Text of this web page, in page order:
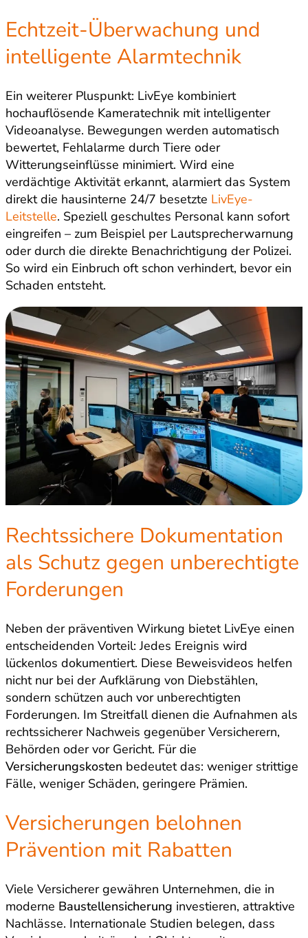
Echtzeit-Überwachung und
intelligente Alarmtechnik
Ein weiterer Pluspunkt: LivEye kombiniert
hochauflösende Kameratechnik mit intelligenter
Videoanalyse. Bewegungen werden automatisch
bewertet, Fehlalarme durch Tiere oder
Witterungseinflüsse minimiert. Wird eine
verdächtige Aktivität erkannt, alarmiert das System
direkt die hausinterne 24/7 besetzte LivEye-
Leitstelle. Speziell geschultes Personal kann sofort
eingreifen – zum Beispiel per Lautsprecherwarnung
oder durch die direkte Benachrichtigung der Polizei.
So wird ein Einbruch oft schon verhindert, bevor ein
Schaden entsteht.
Rechtssichere Dokumentation
als Schutz gegen unberechtigte
Forderungen
Neben der präventiven Wirkung bietet LivEye einen
entscheidenden Vorteil: Jedes Ereignis wird
lückenlos dokumentiert. Diese Beweisvideos helfen
nicht nur bei der Aufklärung von Diebstählen,
sondern schützen auch vor unberechtigten
Forderungen. Im Streitfall dienen die Aufnahmen als
rechtssicherer Nachweis gegenüber Versicherern,
Behörden oder vor Gericht. Für die
Versicherungskosten bedeutet das: weniger strittige
Fälle, weniger Schäden, geringere Prämien.
Versicherungen belohnen
Prävention mit Rabatten
Viele Versicherer gewähren Unternehmen, die in
moderne Baustellensicherung investieren, attraktive
Nachlässe. Internationale Studien belegen, dass